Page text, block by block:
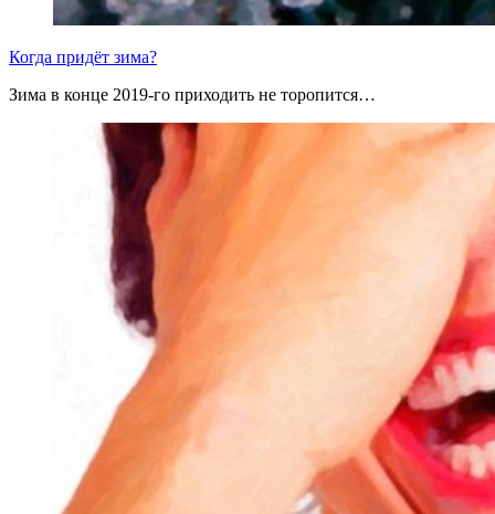
Когда придёт зима?
Зима в конце 2019-го приходить не торопится…